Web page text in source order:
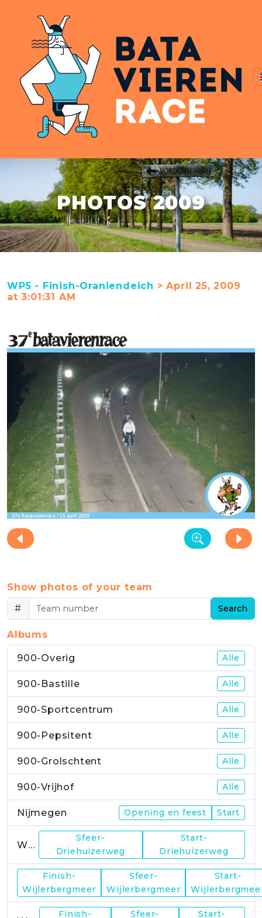
PHOTOS 2009
WP5 - Finish-Oraniendeich > April 25, 2009
at 3:01:31 AM
Show photos of your team
#
Search
Albums
900-Overig Alle
900-Bastille Alle
900-Sportcentrum Alle
900-Pepsitent Alle
900-Grolschtent Alle
900-Vrijhof Alle
Nijmegen Opening en feest Start
WP1
Sfeer-
Driehuizerweg
Start-
Driehuizerweg
Finish-
Wijlerbergmeer
Sfeer-
Wijlerbergmeer
Start-
Finish-
Sfeer-
Start-